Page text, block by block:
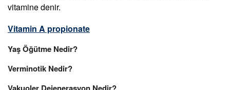
vitamine denir.
Vitamin A propionate
Yaş Öğütme Nedir?
Verminotik Nedir?